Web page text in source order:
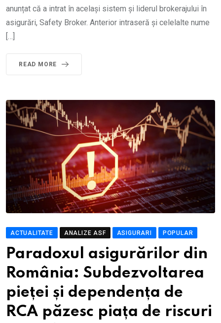
anunțat că a intrat în același sistem și liderul brokerajului în
asigurări, Safety Broker. Anterior intraseră și celelalte nume
[…]
READ MORE
ACTUALITATE ANALIZE ASF ASIGURARI POPULAR
Paradoxul asigurărilor din
România: Subdezvoltarea
pieței și dependența de
RCA păzesc piața de riscuri